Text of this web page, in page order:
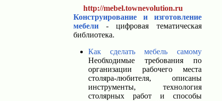
http://mebel.townevolution.ru
Конструирование и изготовление
мебели- цифровая тематическая
библиотека.
Как сделать мебель самому
Необходимые требования по
организации рабочего места
столяра-любителя, описаны
инструменты, технология
столярных работ и способы